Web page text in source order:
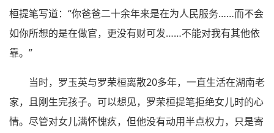
桓提笔写道：“你爸爸二十余年来是在为人民服务……而不会
如你所想的是在做官，更没有财可发……不能对我有其他依
靠。”
当时，罗玉英与罗荣桓离散20多年，一直生活在湖南老
家，且刚生完孩子。可以想见，罗荣桓提笔拒绝女儿时的心
情。尽管对女儿满怀愧疚，但他没有动用半点权力，只是寄